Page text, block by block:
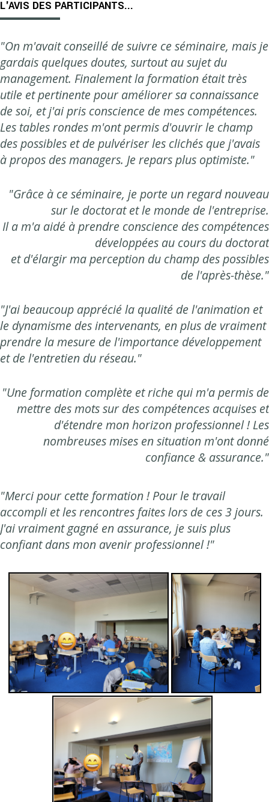
L'AVIS DES PARTICIPANTS...
"On m'avait conseillé de suivre ce séminaire, mais je
gardais quelques doutes, surtout au sujet du
management. Finalement la formation était très
utile et pertinente pour améliorer sa connaissance
de soi, et j'ai pris conscience de mes compétences.
Les tables rondes m'ont permis d'ouvrir le champ
des possibles et de pulvériser les clichés que j'avais
à propos des managers. Je repars plus optimiste."
"Grâce à ce séminaire, je porte un regard nouveau
sur le doctorat et le monde de l'entreprise.
Il a m'a aidé à prendre conscience des compétences
développées au cours du doctorat
et d'élargir ma perception du champ des possibles
de l'après-thèse."
"J'ai beaucoup apprécié la qualité de l'animation et
le dynamisme des intervenants, en plus de vraiment
prendre la mesure de l'importance développement
et de l'entretien du réseau."
"Une formation complète et riche qui m'a permis de
mettre des mots sur des compétences acquises et
d'étendre mon horizon professionnel ! Les
nombreuses mises en situation m'ont donné
confiance & assurance."
"Merci pour cette formation ! Pour le travail
accompli et les rencontres faites lors de ces 3 jours.
J'ai vraiment gagné en assurance, je suis plus
confiant dans mon avenir professionnel !"